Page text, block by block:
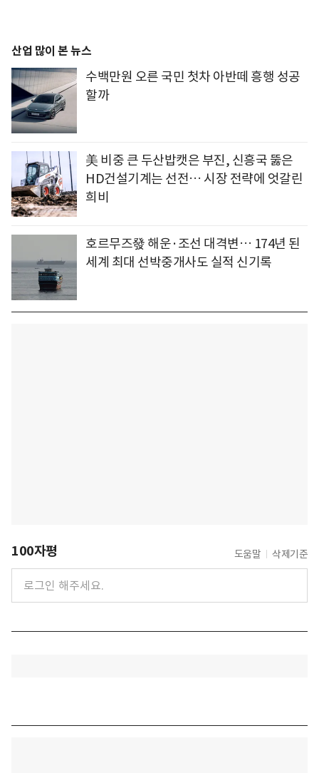
산업 많이 본 뉴스
수백만원 오른 국민 첫차 아반떼 흥행 성공
할까
美 비중 큰 두산밥캣은 부진, 신흥국 뚫은
HD건설기계는 선전… 시장 전략에 엇갈린
희비
호르무즈發 해운·조선 대격변… 174년 된
세계 최대 선박중개사도 실적 신기록
100자평 도움말 삭제기준